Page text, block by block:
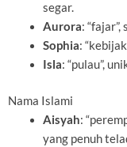
segar.
Aurora:
Sophia:
Isla: “pulau”,
Nama Islami
Aisyah:
yang penuh